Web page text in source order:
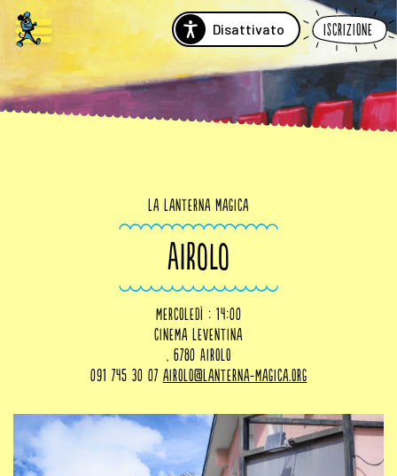
Disattivato Iscrizione
La Lanterna Magica
AIROLO
mercoledì : 14:00
Cinema Leventina
, 6780 Airolo
091 745 30 07 airolo@lanterna-magica.org